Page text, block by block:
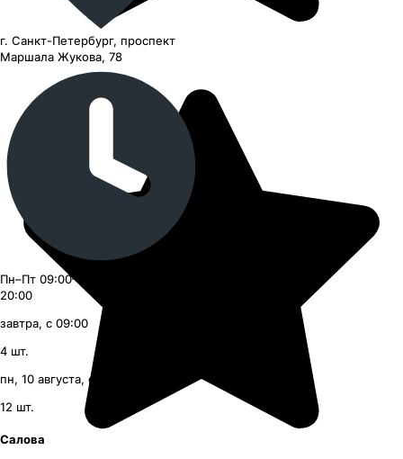
г. Санкт-Петербург, проспект
Маршала Жукова, 78
Пн–Пт 09:00–21:00, Сб–Вс 09:00–
20:00
завтра, с 09:00
4 шт.
пн, 10 августа, с 16:00
12 шт.
Салова